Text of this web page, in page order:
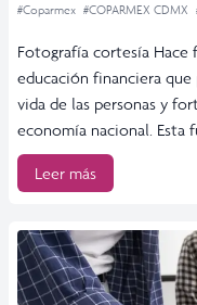
#Coparmex #COPARMEX CDMX
Fotografía cortesía Hace
educación financiera
vida de las personas y
economía nacional. Esta
Leer más